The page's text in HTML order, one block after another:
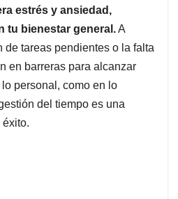
estrés y ansiedad,
tu bienestar general.A
de tareas pendientes o la falta
en barreras para alcanzar
personal, como en lo
del tiempo es una